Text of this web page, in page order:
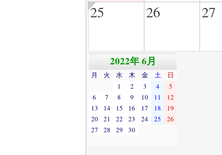
25 26 27
2022年 6月
月 火 水 木 金 土
日
1
2 3 4
5
6
7 8 9 10 11
12
13
14 15 16 17 18
19
20
21 22 23 24 25
26
27
28 29 30